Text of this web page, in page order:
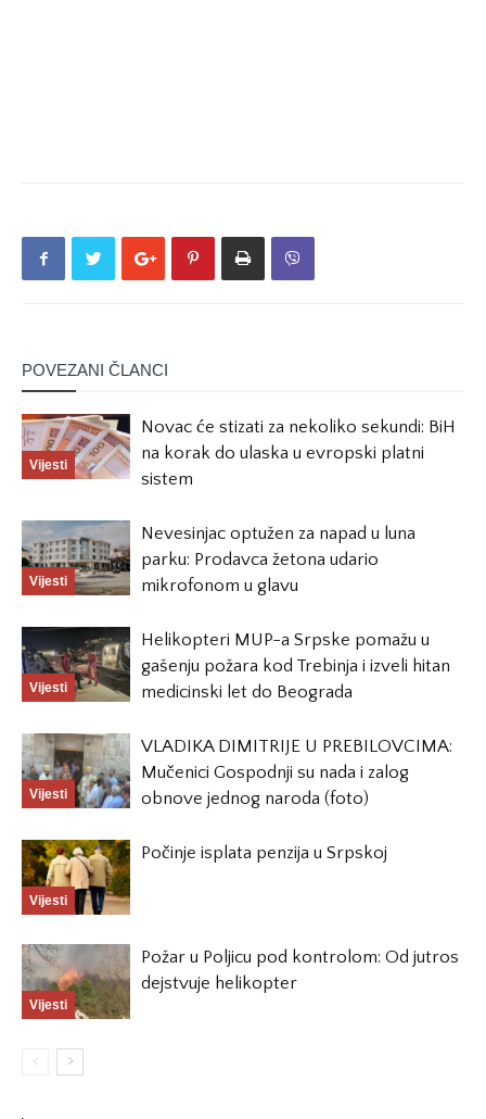
POVEZANI ČLANCI
Vijesti
Novac će stizati za nekoliko sekundi: BiH
na korak do ulaska u evropski platni
sistem
Vijesti
Nevesinjac optužen za napad u luna
parku: Prodavca žetona udario
mikrofonom u glavu
Vijesti
Helikopteri MUP-a Srpske pomažu u
gašenju požara kod Trebinja i izveli hitan
medicinski let do Beograda
Vijesti
VLADIKA DIMITRIJE U PREBILOVCIMA:
Mučenici Gospodnji su nada i zalog
obnove jednog naroda (foto)
Vijesti
Počinje isplata penzija u Srpskoj
Vijesti
Požar u Poljicu pod kontrolom: Od jutros
dejstvuje helikopter